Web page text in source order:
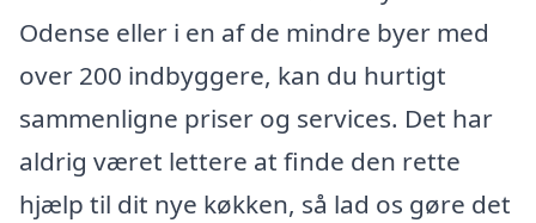
Odense eller i en af de mindre byer med
over 200 indbyggere, kan du hurtigt
sammenligne priser og services. Det har
aldrig været lettere at finde den rette
hjælp til dit nye køkken, så lad os gøre det